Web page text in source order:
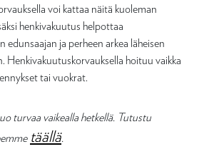
voi kattaa näitä kuoleman
henkivakuutus helpottaa
edunsaajan ja perheen arkea läheisen
Henkivakuutuskorvauksella hoituu vaikka
tai vuokrat.
turvaa vaikealla hetkellä. Tutustu
täällä.